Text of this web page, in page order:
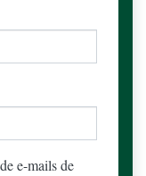
e-mails de